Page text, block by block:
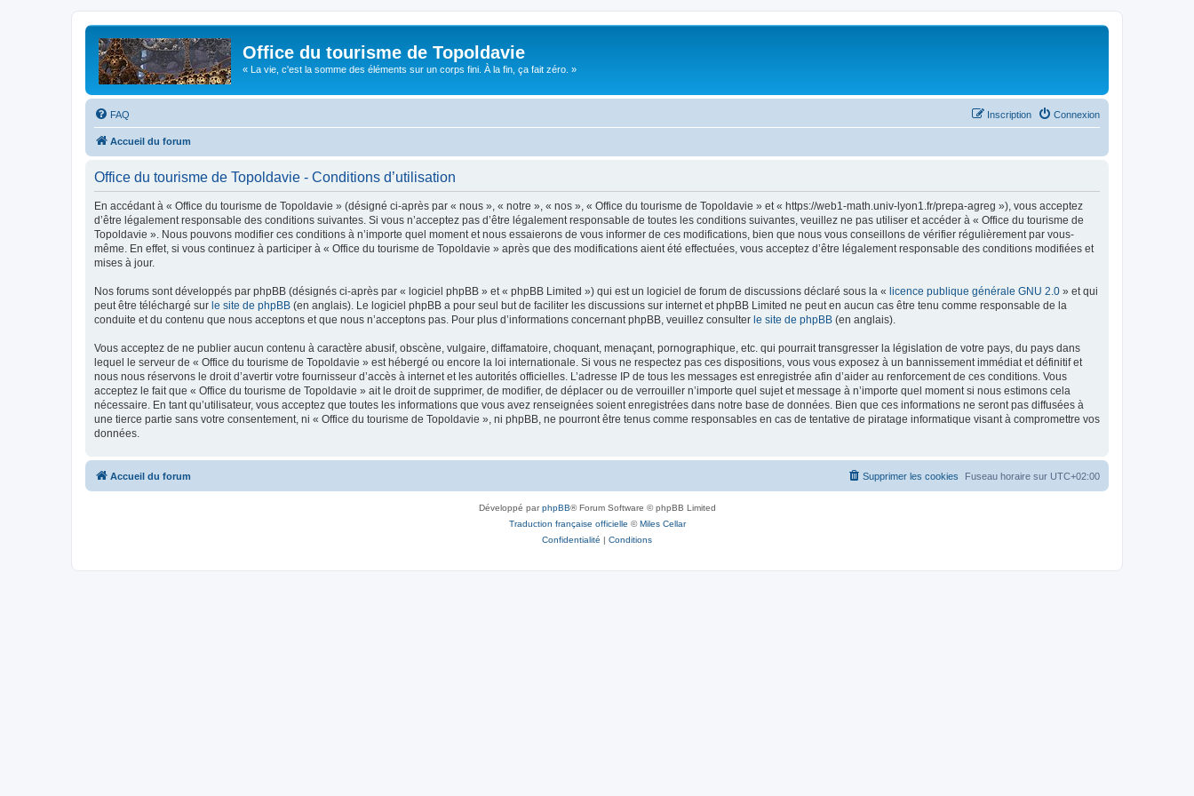
Office du tourisme de Topoldavie
« La vie, c'est la somme des éléments sur un corps fini. À la fin, ça fait zéro. »
FAQ Connexion
Inscription
Accueil du forum
Office du tourisme de Topoldavie - Conditions d’utilisation
En accédant à « Office du tourisme de Topoldavie » (désigné ci-après par « nous », « notre », « nos », « Office du tourisme de Topoldavie » et « https://web1-math.univ-lyon1.fr/prepa-agreg »), vous acceptez
d’être légalement responsable des conditions suivantes. Si vous n’acceptez pas d’être légalement responsable de toutes les conditions suivantes, veuillez ne pas utiliser et accéder à « Office du tourisme de
Topoldavie ». Nous pouvons modifier ces conditions à n’importe quel moment et nous essaierons de vous informer de ces modifications, bien que nous vous conseillons de vérifier régulièrement par vous-
même. En effet, si vous continuez à participer à « Office du tourisme de Topoldavie » après que des modifications aient été effectuées, vous acceptez d’être légalement responsable des conditions modifiées et
mises à jour.
Nos forums sont développés par phpBB (désignés ci-après par « logiciel phpBB » et « phpBB Limited ») qui est un logiciel de forum de discussions déclaré sous la « licence publique générale GNU 2.0 » et qui
peut être téléchargé sur le site de phpBB (en anglais). Le logiciel phpBB a pour seul but de faciliter les discussions sur internet et phpBB Limited ne peut en aucun cas être tenu comme responsable de la
conduite et du contenu que nous acceptons et que nous n’acceptons pas. Pour plus d’informations concernant phpBB, veuillez consulter le site de phpBB (en anglais).
Vous acceptez de ne publier aucun contenu à caractère abusif, obscène, vulgaire, diffamatoire, choquant, menaçant, pornographique, etc. qui pourrait transgresser la législation de votre pays, du pays dans
lequel le serveur de « Office du tourisme de Topoldavie » est hébergé ou encore la loi internationale. Si vous ne respectez pas ces dispositions, vous vous exposez à un bannissement immédiat et définitif et
nous nous réservons le droit d’avertir votre fournisseur d’accès à internet et les autorités officielles. L’adresse IP de tous les messages est enregistrée afin d’aider au renforcement de ces conditions. Vous
acceptez le fait que « Office du tourisme de Topoldavie » ait le droit de supprimer, de modifier, de déplacer ou de verrouiller n’importe quel sujet et message à n’importe quel moment si nous estimons cela
nécessaire. En tant qu’utilisateur, vous acceptez que toutes les informations que vous avez renseignées soient enregistrées dans notre base de données. Bien que ces informations ne seront pas diffusées à
une tierce partie sans votre consentement, ni « Office du tourisme de Topoldavie », ni phpBB, ne pourront être tenus comme responsables en cas de tentative de piratage informatique visant à compromettre vos
données.
Accueil du forum Fuseau horaire sur UTC+02:00
Supprimer les cookies
Développé parphpBB® Forum Software © phpBB Limited
Traduction française officielle ©Miles Cellar
Confidentialité | Conditions